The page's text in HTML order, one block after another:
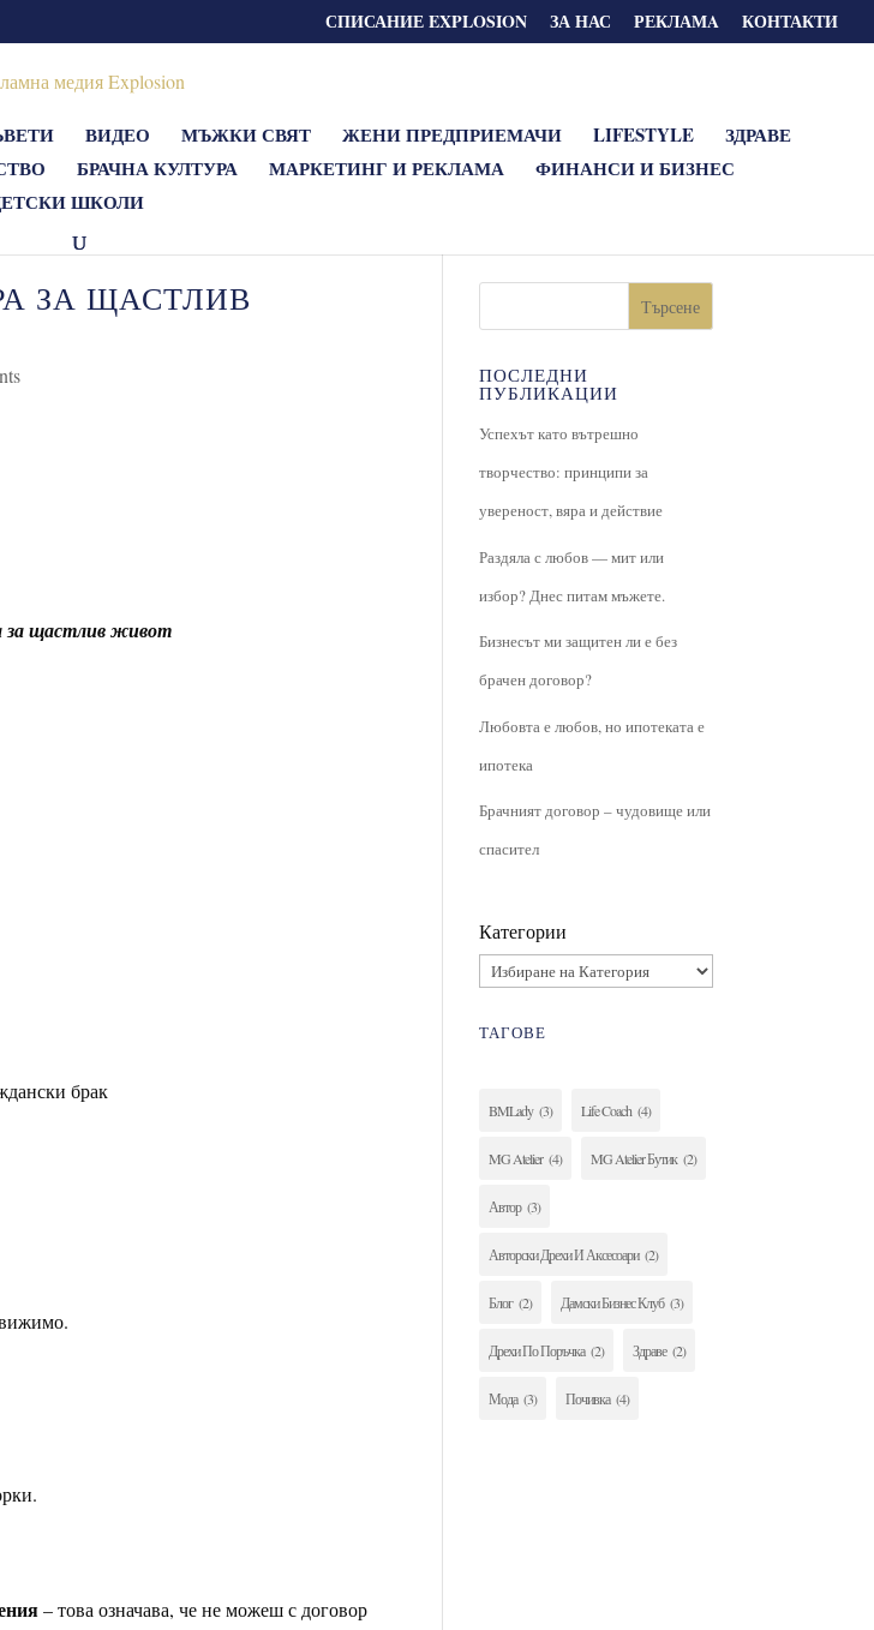
СПИСАНИЕ EXPLOSION ЗА НАС РЕКЛАМA КОНТАКТИ
ВИДЕО МЪЖКИ СВЯТ ЖЕНИ ПРЕДПРИЕМАЧИ LIFESTYLE
ЗДРАВЕ
БРАЧНА КУЛТУРА МАРКЕТИНГ И РЕКЛАМА
ФИНАНСИ И БИЗНЕС
ШКОЛИ
ЗА ЩАСТЛИВ
за щастлив живот
брак
– това означава, че не можеш с договор
Търсене
ПОСЛЕДНИ
ПУБЛИКАЦИИ
Успехът като вътрешно
творчество: принципи за
увереност, вяра и действие
Раздяла с любов — мит или
избор? Днес питам мъжете.
Бизнесът ми защитен ли е без
брачен договор?
Любовта е любов, но ипотеката е
ипотека
Брачният договор – чудовище или
спасител
Категории
ТАГОВЕ
BMLady (3) Life Coach (4)
MG Atelier (4) MG Atelier Бутик (2)
Автор (3)
Авторски Дрехи И Аксесоари (2)
Блог (2) Дамски Бизнес Клуб (3)
Дрехи По Поръчка (2) Здраве (2)
Мода (3) Почивка (4)